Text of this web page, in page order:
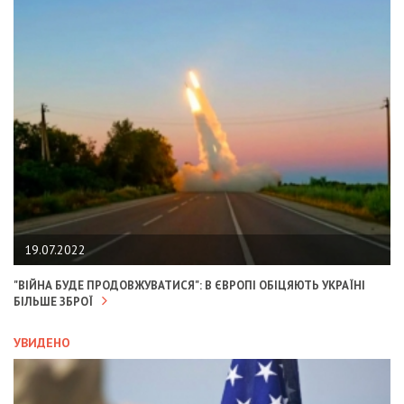
19.07.2022
"ВІЙНА БУДЕ ПРОДОВЖУВАТИСЯ": В ЄВРОПІ ОБІЦЯЮТЬ УКРАЇНІ
БІЛЬШЕ ЗБРОЇ
УВИДЕНО